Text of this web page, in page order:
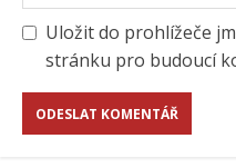
Uložit do prohlížeče
stránku pro budoucí